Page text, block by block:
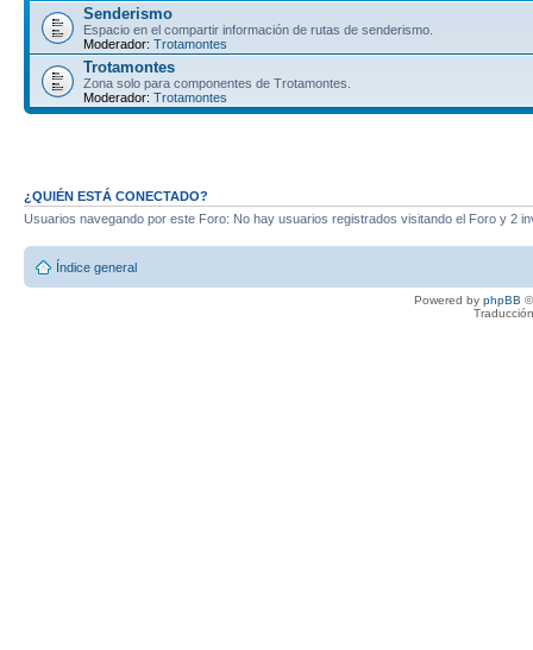
Senderismo
Espacio en el compartir información de rutas de senderismo.
Moderador: Trotamontes
Trotamontes
Zona solo para componentes de Trotamontes.
Moderador: Trotamontes
¿QUIÉN ESTÁ CONECTADO?
Usuarios navegando por este Foro: No hay usuarios registrados visitando el Foro y 2
Índice general
Powered by phpBB